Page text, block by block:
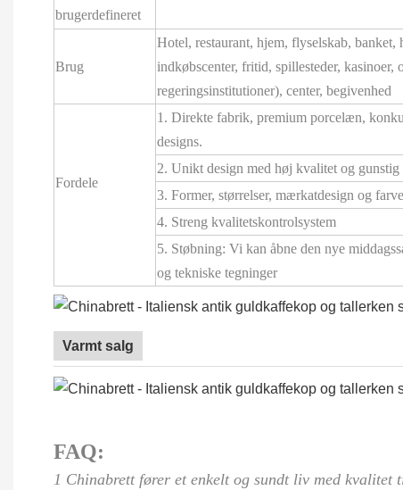
brugerdefineret
Brug
Hotel, restaurant, hjem, flyselskab,
indkøbscenter, fritid, spillesteder, kasinoer,
regeringsinstitutioner), center, begivenhed
Fordele
1. Direkte fabrik, premium porcelæn,
designs.
2. Unikt design med høj kvalitet og
3. Former, størrelser, mærkatdesign og
4. Streng kvalitetskontrolsystem
5. Støbning: Vi kan åbne den nye
og tekniske tegninger
Varmt salg
FAQ:
1 Chinabrett fører et enkelt og sundt liv med